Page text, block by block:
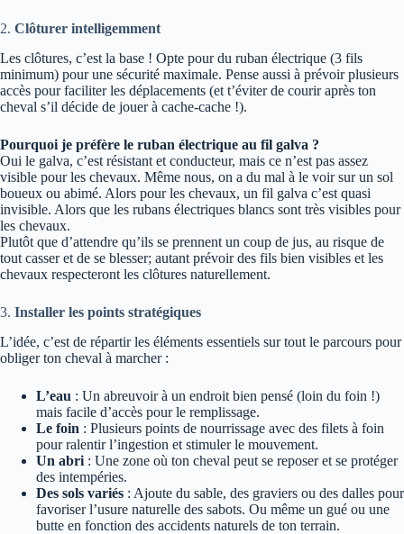
2. Clôturer intelligemment
Les clôtures, c’est la base ! Opte pour du ruban électrique (3 fils
minimum) pour une sécurité maximale. Pense aussi à prévoir plusieurs
accès pour faciliter les déplacements (et t’éviter de courir après ton
cheval s’il décide de jouer à cache-cache !).
Pourquoi je préfère le ruban électrique au fil galva ?
Oui le galva, c’est résistant et conducteur, mais ce n’est pas assez
visible pour les chevaux. Même nous, on a du mal à le voir sur un sol
boueux ou abimé. Alors pour les chevaux, un fil galva c’est quasi
invisible. Alors que les rubans électriques blancs sont très visibles pour
les chevaux.
Plutôt que d’attendre qu’ils se prennent un coup de jus, au risque de
tout casser et de se blesser; autant prévoir des fils bien visibles et les
chevaux respecteront les clôtures naturellement.
3. Installer les points stratégiques
L’idée, c’est de répartir les éléments essentiels sur tout le parcours pour
obliger ton cheval à marcher :
L’eau : Un abreuvoir à un endroit bien pensé (loin du foin !)
mais facile d’accès pour le remplissage.
Le foin : Plusieurs points de nourrissage avec des filets à foin
pour ralentir l’ingestion et stimuler le mouvement.
Un abri : Une zone où ton cheval peut se reposer et se protéger
des intempéries.
Des sols variés : Ajoute du sable, des graviers ou des dalles pour
favoriser l’usure naturelle des sabots. Ou même un gué ou une
butte en fonction des accidents naturels de ton terrain.